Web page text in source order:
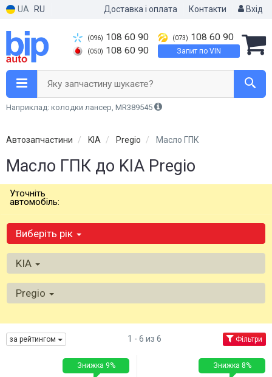
UA RU Доставка і оплата Контакти Вхід
(096) 108 60 90
(050) 108 60 90
(073) 108 60 90
Запит по VIN
Яку запчастину шукаєте?
Наприклад: колодки лансер, MR389545
Автозапчастини KIA Pregio Масло ГПК
Масло ГПК до KIA Pregio
Уточніть
автомобіль:
Виберіть рік
KIA
Pregio
за рейтингом 1 - 6 из 6 Фільтри
Знижка 9% Знижка 8%